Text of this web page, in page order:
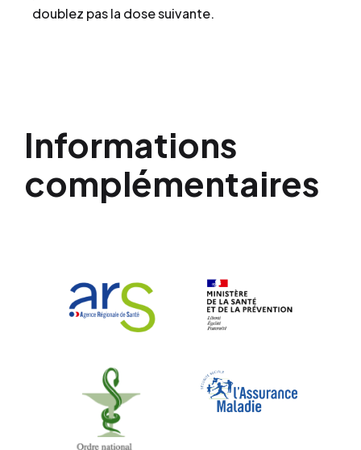
doublez pas la dose suivante.
Informations
complémentaires